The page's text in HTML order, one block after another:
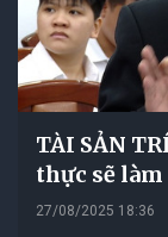
TÀI SẢN
thực sẽ
27/08/2025 18:36